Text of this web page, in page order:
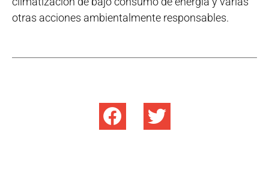
otras acciones ambientalmente responsables.